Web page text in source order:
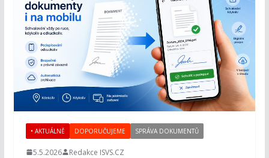
• AKTUÁLNĚ DOPORUČUJEME SPRÁVA DOKUMENTŮ
5.5.2026
Redakce ISVS.CZ